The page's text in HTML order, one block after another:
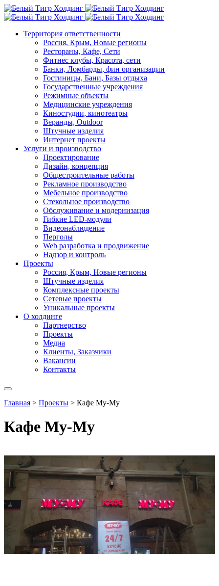
Территория ответственности
Россия, Крым, Новые регионы
Рестораны, Кафе, Сети
Фитнес клубы, Красота, сети
Банки, Ломбарды, фин организации
Гостиницы, Бани, Базы отдыха
Государственные учреждения
Режимные объекты
Медицинские учреждения
Киностудии, кинотеатры
Веранды, Outdoor
Штучные изделия
Интернет проекты
Услуги и производство
Проектирование
Дизайн, концепция
Общестроительные работы
Рекламное производство
Мебельное производство
Стекольное производство
Обслуживание и модернизация
Гибкие LED-модули
Видеонаблюдение
Перголы
Web разработка и продвижение
Надзор и контроль
Проекты
Россия, Крым, Новые регионы
Штучные изделия
Комплексные проекты
Сетевые проекты
Уникальные проекты
О холдинге
Партнерство
Проекты
Медиа
Клиенты, Заказчики
Вакансии
Контакты
Главная > Проекты > Кафе Му-Му
Кафе Му-Му